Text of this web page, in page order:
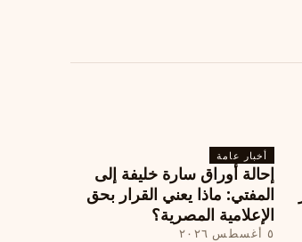
أخبار عامة
إحالة أوراق سارة خليفة إلى
المفتي: ماذا يعني القرار بحق
الإعلامية المصرية؟
٥ أغسطس ٢٠٢٦